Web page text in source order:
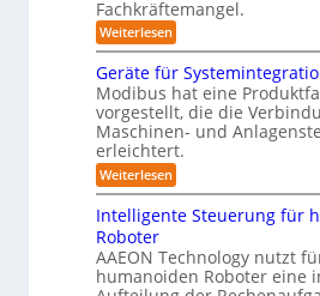
o
b
o
t
i
k
u
n
d
L
g
i
i
s
S
O
-
K
l
s
e
t
ä
r
i
s
c
h
e
r
B
o
e
r
o
b
c
h
w
i
ß
c
o
b
o
t
t
i
o
n
v
o
n
E
n
c
y
.
Fachkräftemangel.
Weiterlesen:
M
n
s
c
h
e
n
a
u
c
n
Z
Geräte für
Modibus hat eine
vorgestellt, die die
Maschinen- und
erleichtert.
Weiterlesen:
G
e
r
t
e
f
Intelligente Steuerung für
Roboter
AAEON Technology nutzt
humanoiden Roboter eine